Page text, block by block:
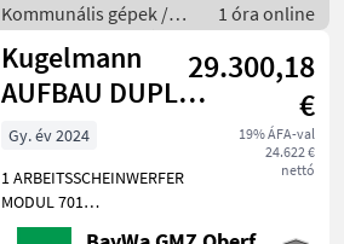
Kommunális gépek /
Kommunális járművek
1 óra online
Kugelmann
AUFBAU DUPLEX
3,2 M³
29.300,18
€
19% ÁFA-val
24.622 €
nettó
Gy. év 2024
1 ARBEITSSCHEINWERFER
MODUL 701
AUFSTIEGSLEITER A